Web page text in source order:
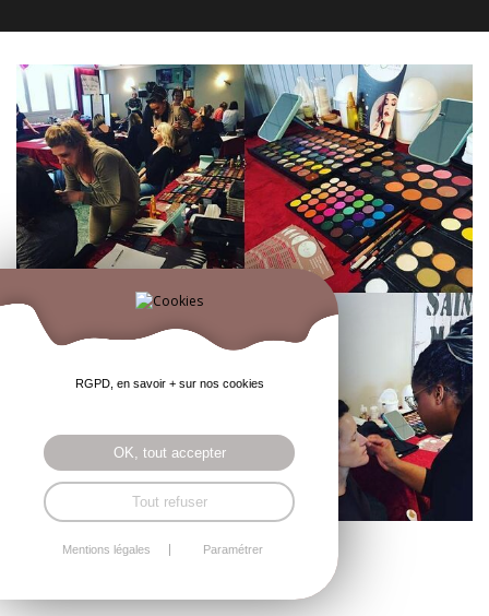
RGPD, en savoir + sur nos cookies
OK, tout accepter
Tout refuser
Mentions légales Paramétrer